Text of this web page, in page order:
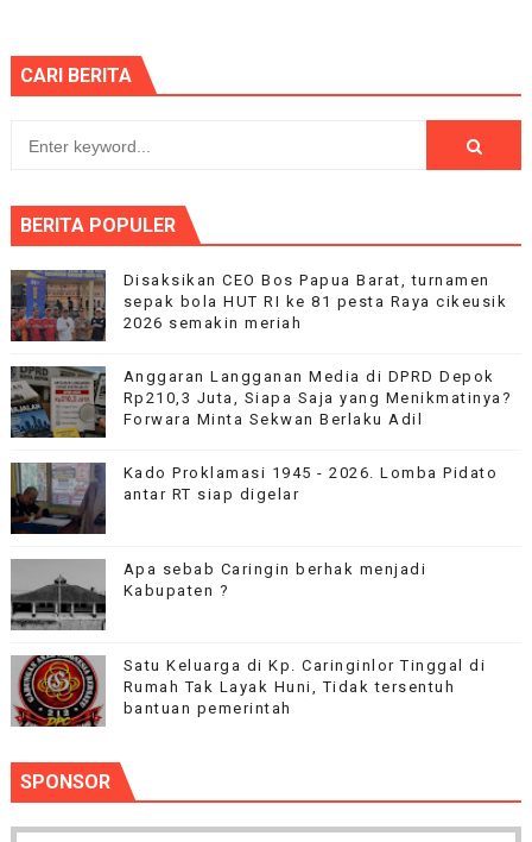
CARI BERITA
BERITA POPULER
Disaksikan CEO Bos Papua Barat, turnamen
sepak bola HUT RI ke 81 pesta Raya cikeusik
2026 semakin meriah
Anggaran Langganan Media di DPRD Depok
Rp210,3 Juta, Siapa Saja yang Menikmatinya?
Forwara Minta Sekwan Berlaku Adil
Kado Proklamasi 1945 - 2026. Lomba Pidato
antar RT siap digelar
Apa sebab Caringin berhak menjadi
Kabupaten ?
Satu Keluarga di Kp. Caringinlor Tinggal di
Rumah Tak Layak Huni, Tidak tersentuh
bantuan pemerintah
SPONSOR